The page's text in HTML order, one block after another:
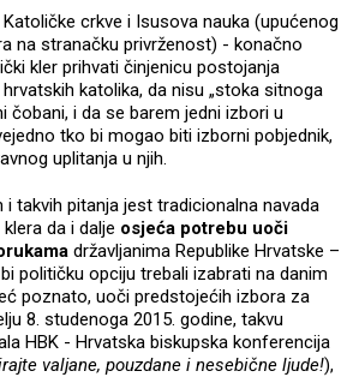
crkve i Isusova nauka (upućenog
na stranačku privrženost) - konačno
kler prihvati činjenicu postojanja
katolika, da nisu „stoka sitnoga
čobani, i da se barem jedni izbori u
tko bi mogao biti izborni pobjednik,
uplitanja u njih.
i takvih pitanja jest tradicionalna navada
da i dalje osjeća potrebu uoči
državljanima Republike Hrvatske –
političku opciju trebali izabrati na danim
poznato, uoči predstojećih izbora za
8. studenoga 2015. godine, takvu
HBK - Hrvatska biskupska konferencija
valjane, pouzdane i nesebične ljude!),